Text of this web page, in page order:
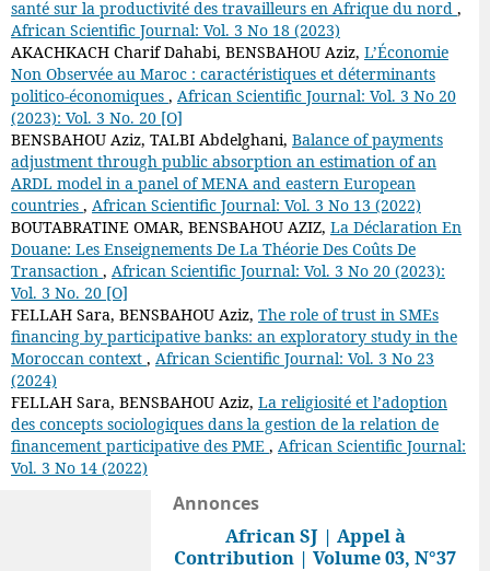
santé sur la productivité des travailleurs en Afrique du nord ,
African Scientific Journal: Vol. 3 No 18 (2023)
AKACHKACH Charif Dahabi, BENSBAHOU Aziz, L’Économie
Non Observée au Maroc : caractéristiques et déterminants
politico-économiques , African Scientific Journal: Vol. 3 No 20
(2023): Vol. 3 No. 20 [O]
BENSBAHOU Aziz, TALBI Abdelghani, Balance of payments
adjustment through public absorption an estimation of an
ARDL model in a panel of MENA and eastern European
countries , African Scientific Journal: Vol. 3 No 13 (2022)
BOUTABRATINE OMAR, BENSBAHOU AZIZ, La Déclaration En
Douane: Les Enseignements De La Théorie Des Coûts De
Transaction , African Scientific Journal: Vol. 3 No 20 (2023):
Vol. 3 No. 20 [O]
FELLAH Sara, BENSBAHOU Aziz, The role of trust in SMEs
financing by participative banks: an exploratory study in the
Moroccan context , African Scientific Journal: Vol. 3 No 23
(2024)
FELLAH Sara, BENSBAHOU Aziz, La religiosité et l’adoption
des concepts sociologiques dans la gestion de la relation de
financement participative des PME , African Scientific Journal:
Vol. 3 No 14 (2022)
Annonces
African SJ | Appel à
Contribution | Volume 03, N°37